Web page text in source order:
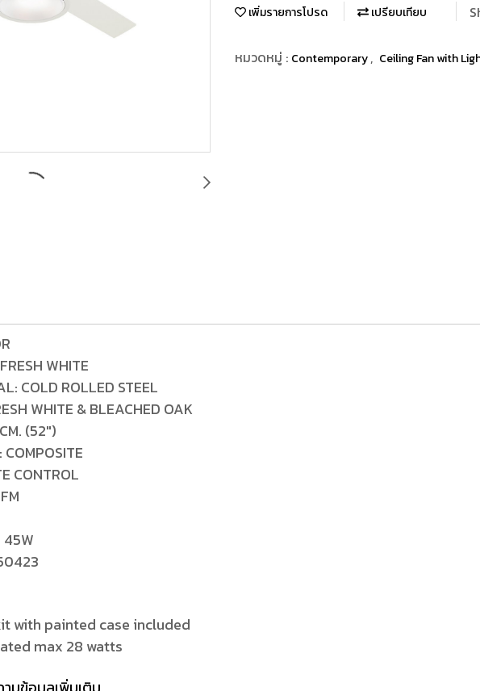
เพิ่มรายการโปรด เปรียบเทียบ
หมวดหมู่ : Contemporary, Ceiling Fan with
WHITE
COLD ROLLED STEEL
WHITE & BLEACHED OAK
(52")
CONTROL
45W
with painted case included
max 28 watts